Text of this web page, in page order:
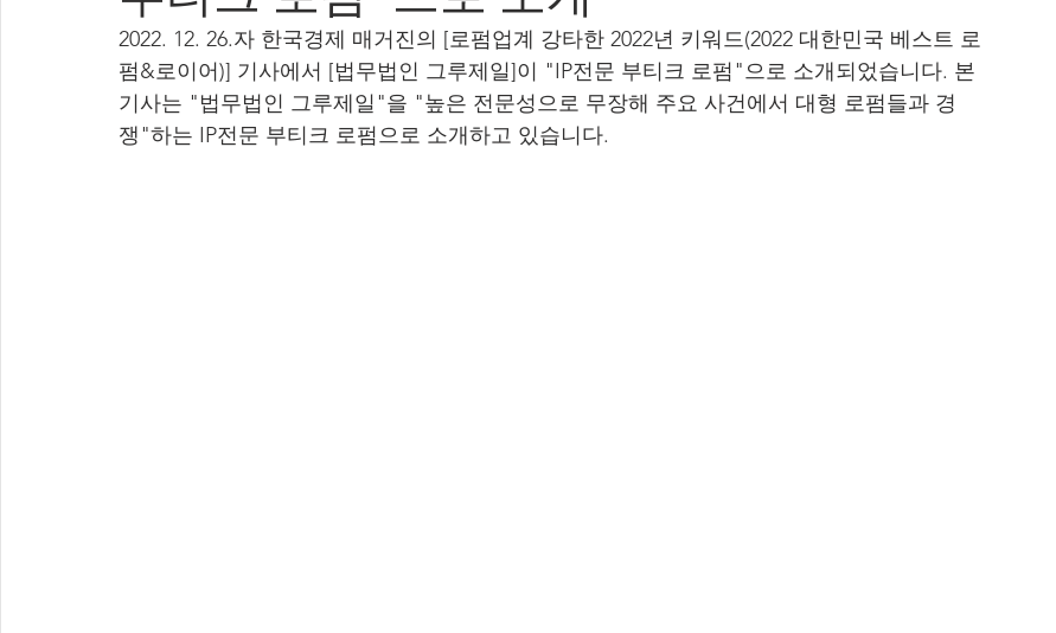
2022. 12. 26.자 한국경제 매거진의 [로펌업계 강타한 2022년 키워드(2022 대한민국 베스트 로
펌&로이어)] 기사에서 [법무법인 그루제일]이 "IP전문 부티크 로펌"으로 소개되었습니다. 본
기사는 "법무법인 그루제일"을 "높은 전문성으로 무장해 주요 사건에서 대형 로펌들과 경
쟁"하는 IP전문 부티크 로펌으로 소개하고 있습니다.